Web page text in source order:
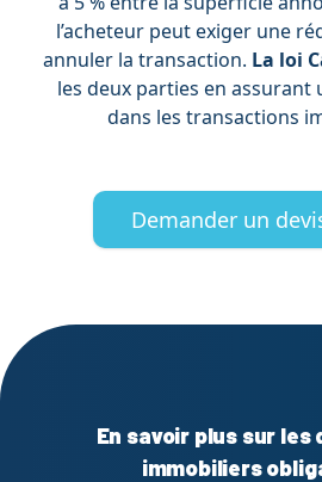
l’acheteur peut exiger une
annuler la transaction. La loi
les deux parties en assurant
dans les transactions
Demander un
En savoir plus sur
immobiliers